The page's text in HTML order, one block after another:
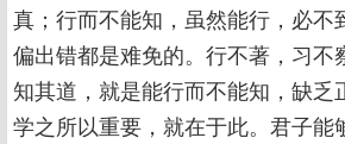
真；行而不能知，虽然能行，必不
偏出错都是难免的。行不著，习不
知其道，就是能行而不能知，缺乏
学之所以重要，就在于此。君子能